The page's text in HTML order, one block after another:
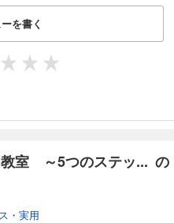
を書く
教室 ～5つのステッ... の
・実用